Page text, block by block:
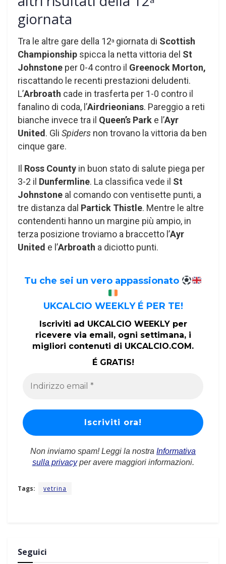
giornata
Tra le altre gare della 12a giornata di Scottish
Championship spicca la netta vittoria del St
Johnstone per 0-4 contro il Greenock Morton,
riscattando le recenti prestazioni deludenti.
L’Arbroath cade in trasferta per 1-0 contro il
fanalino di coda, l’Airdrieonians. Pareggio a reti
bianche invece tra il Queen’s Park e l’Ayr
United . Gli Spiders non trovano la vittoria da ben
cinque gare.
Il Ross County in buon stato di salute piega per
3-2 il Dunfermline. La classifica vede il St
Johnstone al comando con ventisette punti, a
tre distanza dal Partick Thistle. Mentre le altre
contendenti hanno un margine più ampio, in
terza posizione troviamo a braccetto l’Ayr
United e l’Arbroath a diciotto punti.
Tu che sei un vero appassionato
UKCALCIO WEEKLY É PER TE!
Iscriviti ad UKCALCIO WEEKLY per
ricevere via email, ogni settimana, i
migliori contenuti di UKCALCIO.COM.
É GRATIS!
Non inviamo spam! Leggi la nostra Informativa
sulla privacyper avere maggiori informazioni.
Tags: vetrina
Seguici